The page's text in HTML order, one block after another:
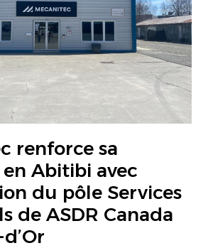
renforce sa
en Abitibi avec
du pôle Services
de ASDR Canada